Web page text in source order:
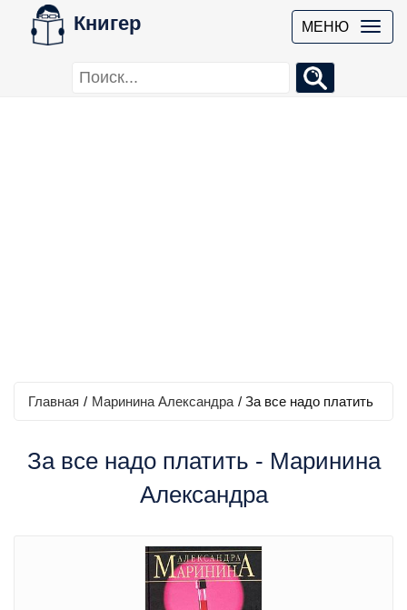
Книгер МЕНЮ
Главная / Маринина Александра / За все надо платить
За все надо платить - Маринина
Александра